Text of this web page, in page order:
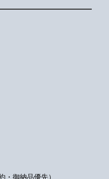
・御納品優先）